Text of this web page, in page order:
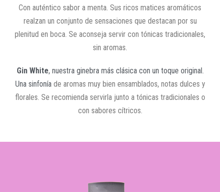
Con auténtico sabor a menta. Sus ricos matices aromáticos
realzan un conjunto de sensaciones que destacan por su
plenitud en boca. Se aconseja servir con tónicas tradicionales,
sin aromas.
Gin White, nuestra ginebra más clásica con un toque original.
Una sinfonía de aromas muy bien ensamblados, notas dulces y
florales. Se recomienda servirla junto a tónicas tradicionales o
con sabores cítricos.